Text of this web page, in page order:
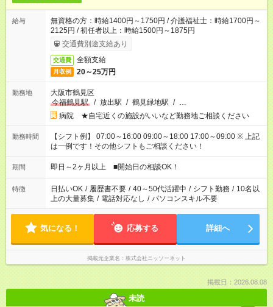
給与
無資格の方：時給1400円～1750円 / 介護福祉士：時給1700円～
2125円 / 初任者以上：時給1500円～1875円
交通費別途支給あり
交通費 全額支給
月収例 20～25万円
勤務地
大阪市鶴見区
今福鶴見駅
/ 放出駅 / 鶴見緑地駅 / …
病院 ★自宅近くの施設がいいなど勤務地ご相談ください
勤務時間
【シフト例】 07:00～16:00 09:00～18:00 17:00～09:00 ※ 上記
は一例です！その他シフトもご相談ください！
期間 即日～2ヶ月以上 ■開始日の相談OK！
特徴 日払いOK / 履歴書不要 / 40～50代活躍中 / シフト勤務 / 10名以
上の大量募集 / 電話対応なし / パソコンスキル不要
気になる！ 応募する 詳細へ
掲載元企業名 株式会社ニッソーネット
掲載日：2026.08.08
未読